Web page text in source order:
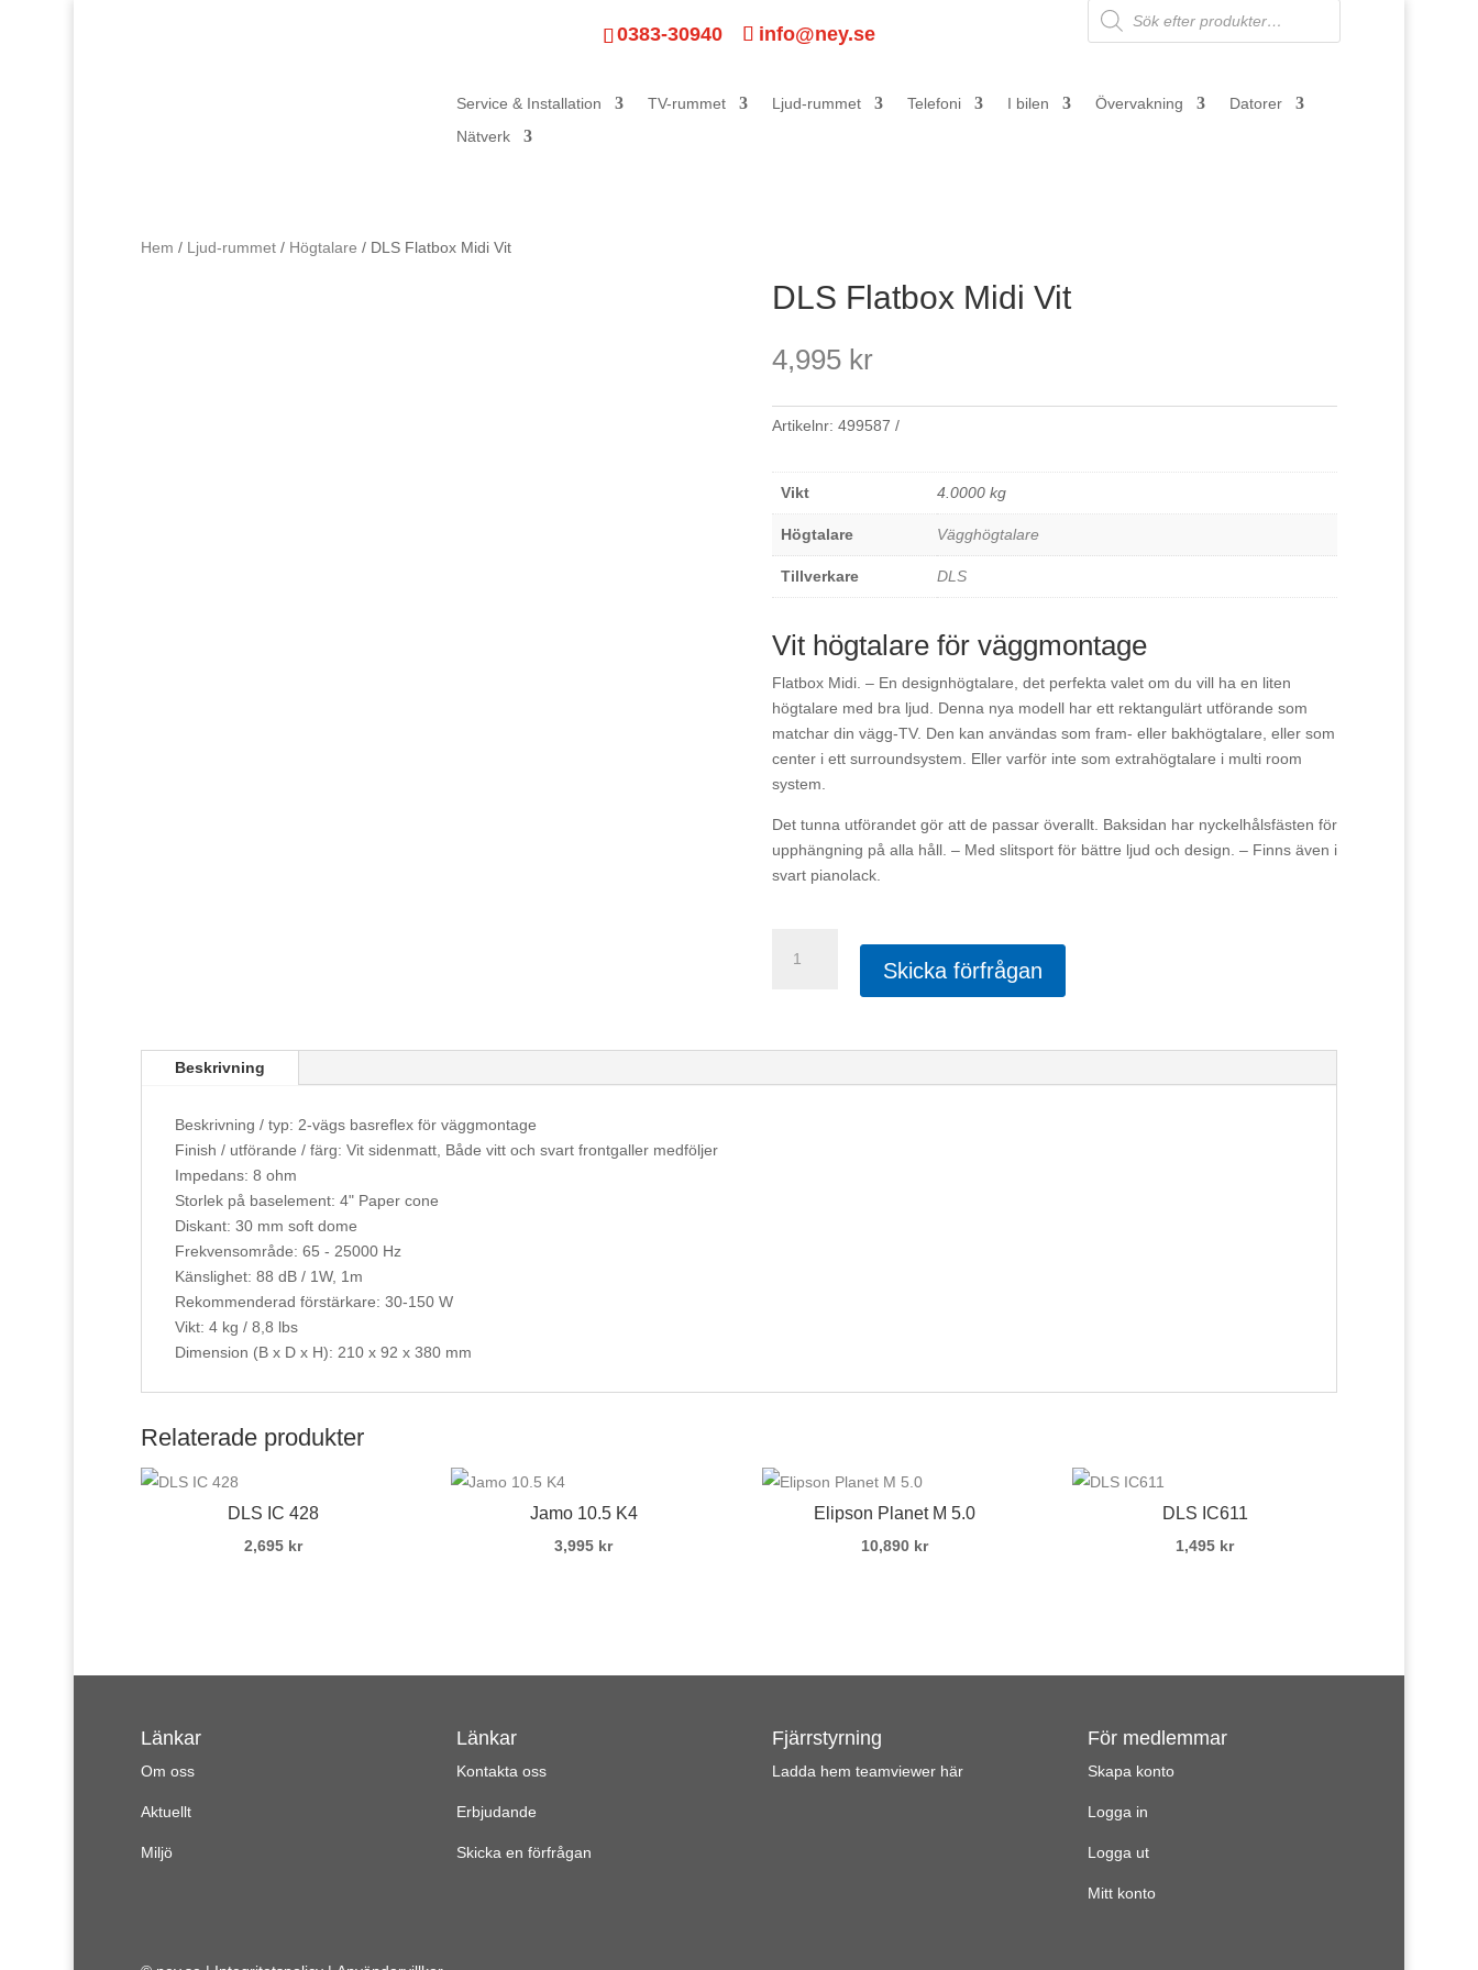
0383-30940 info@ney.se
search
Service & Installation TV-rummet Ljud-rummet Telefoni I bilen Övervakning
Datorer
Nätverk
Hem / Ljud-rummet/ Högtalare / DLS Flatbox Midi Vit
DLS Flatbox Midi Vit
4,995 kr
Artikelnr: 499587
Vikt 4.0000 kg
Högtalare Vägghögtalare
Tillverkare DLS
Vit högtalare för väggmontage
Flatbox Midi. – En designhögtalare, det perfekta valet om du vill ha en liten
högtalare med bra ljud. Denna nya modell har ett rektangulärt utförande som
matchar din vägg-TV. Den kan användas som fram- eller bakhögtalare, eller som
center i ett surroundsystem. Eller varför inte som extrahögtalare i multi room
system.
Det tunna utförandet gör att de passar överallt. Baksidan har nyckelhålsfästen för
upphängning på alla håll. – Med slitsport för bättre ljud och design. – Finns även i
svart pianolack.
Flatbox
Skicka förfrågan
Beskrivning
Beskrivning / typ: 2-vägs basreflex för väggmontage
Finish / utförande / färg: Vit sidenmatt, Både vitt och svart frontgaller medföljer
Impedans: 8 ohm
Storlek på baselement: 4" Paper cone
Diskant: 30 mm soft dome
Frekvensområde: 65 - 25000 Hz
Känslighet: 88 dB / 1W, 1m
Rekommenderad förstärkare: 30-150 W
Vikt: 4 kg / 8,8 lbs
Dimension (B x D x H): 210 x 92 x 380 mm
Relaterade produkter
DLS IC 428
2,695 kr
Jamo 10.5 K4
3,995 kr
Elipson Planet M 5.0
10,890 kr
DLS IC611
1,495 kr
Länkar
Om oss
Aktuellt
Miljö
Länkar
Kontakta oss
Erbjudande
Skicka en förfrågan
Fjärrstyrning
Ladda hem teamviewer här
För medlemmar
Skapa konto
Logga in
Logga ut
Mitt konto